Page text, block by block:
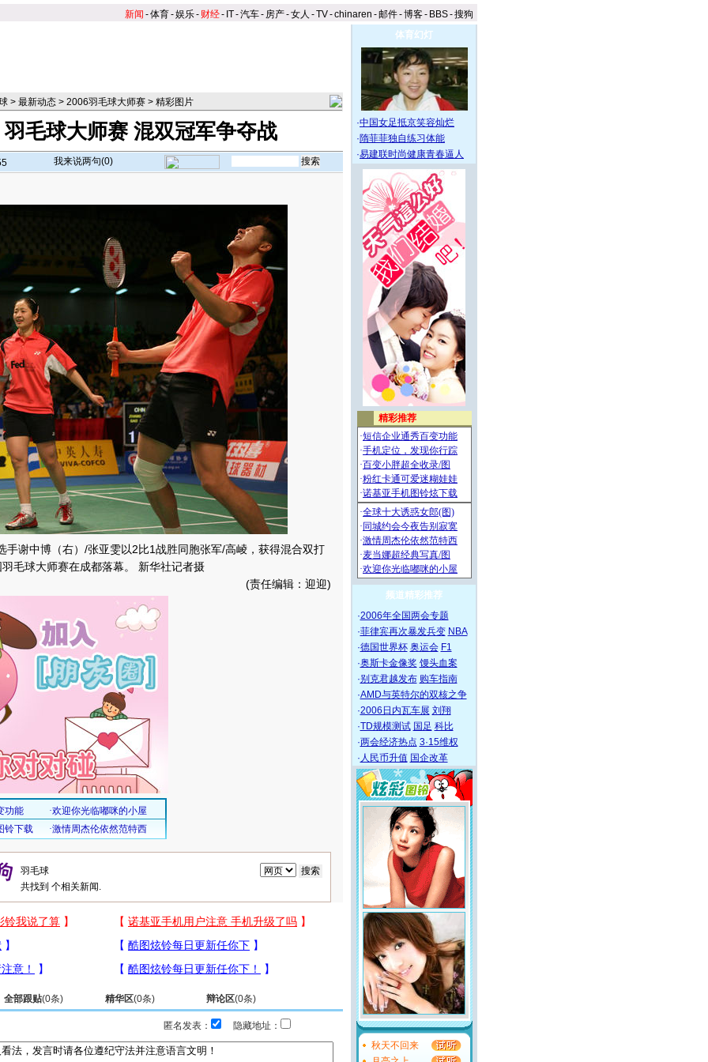
新闻 -体育-娱乐- 财经- IT-汽车- 房产-女人 -TV-chinaren -邮件-博客- BBS-搜狗
> 最新动态 > 2006羽毛球大师赛 > 精彩图片
毛球大师赛 混双冠军争夺战
我来说两句(0)
手谢中博（右）/张亚雯以2比1战胜同胞张军/高崚，获得混合双打
毛球大师赛在成都落幕。 新华社记者摄
(责任编辑：迎迎)
共找到 个相关新闻.
全部跟贴(0条) 精华区(0条) 辩论区(0条)
匿名发表： 隐藏地址：
体育幻灯
·中国女足抵京笑容灿烂
·隋菲菲独自练习体能
·易建联时尚健康青春逼人
频道精彩推荐
·2006年全国两会专题
·菲律宾再次暴发兵变 NBA
·德国世界杯 奥运会 F1
·奥斯卡金像奖 馒头血案
·别克君越发布 购车指南
·AMD与英特尔的双核之争
·2006日内瓦车展 刘翔
·TD规模测试 国足 科比
·两会经济热点 3·15维权
· 人民币升值 国企改革
秋天不回来